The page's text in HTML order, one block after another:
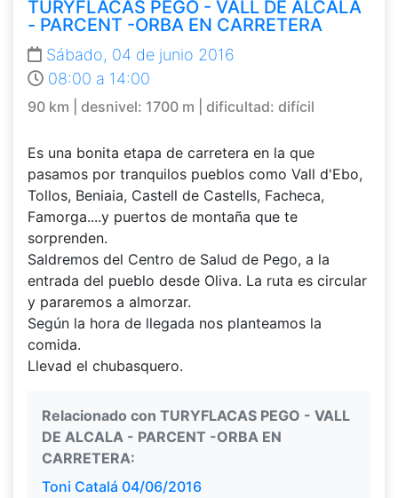
TURYFLACAS PEGO - VALL DE ALCALA
- PARCENT -ORBA EN CARRETERA
Sábado, 04 de junio 2016
08:00 a 14:00
90 km | desnivel: 1700 m | dificultad: difícil
Es una bonita etapa de carretera en la que
pasamos por tranquilos pueblos como Vall d'Ebo,
Tollos, Beniaia, Castell de Castells, Facheca,
Famorga....y puertos de montaña que te
sorprenden.
Saldremos del Centro de Salud de Pego, a la
entrada del pueblo desde Oliva. La ruta es circular
y pararemos a almorzar.
Según la hora de llegada nos planteamos la
comida.
Llevad el chubasquero.
Relacionado con TURYFLACAS PEGO - VALL
DE ALCALA - PARCENT -ORBA EN
CARRETERA:
Toni Catalá 04/06/2016